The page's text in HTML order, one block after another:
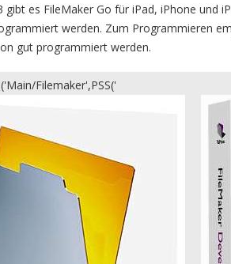
gibt es FileMaker Go für iPad, iPhone und
werden. Zum Programmieren
gut programmiert werden.
Filemaker',PSS('